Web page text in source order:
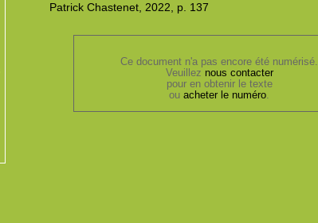
Patrick Chastenet, 2022, p. 137
Ce document n'a pas encore été numérisé.
Veuillez nous contacter
pour en obtenir le texte
ouacheter le numéro.